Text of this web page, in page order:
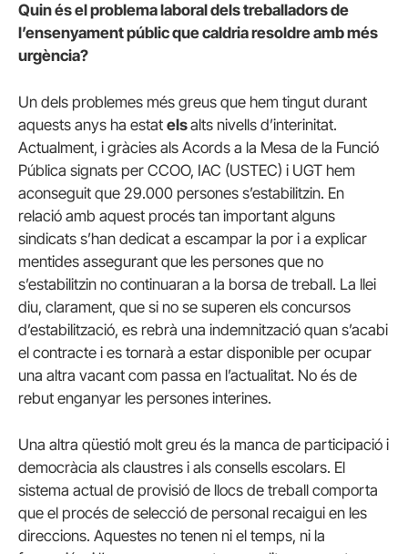
Quin és el problema laboral dels treballadors de
l’ensenyament públic que caldria resoldre amb més
urgència?
Un dels problemes més greus que hem tingut durant
aquests anys ha estat elsalts nivells d’interinitat.
Actualment, i gràcies als Acords a la Mesa de la Funció
Pública signats per CCOO, IAC (USTEC) i UGT hem
aconseguit que 29.000 persones s’estabilitzin. En
relació amb aquest procés tan important alguns
sindicats s’han dedicat a escampar la por i a explicar
mentides assegurant que les persones que no
s’estabilitzin no continuaran a la borsa de treball. La llei
diu, clarament, que si no se superen els concursos
d’estabilització, es rebrà una indemnització quan s’acabi
el contracte i es tornarà a estar disponible per ocupar
una altra vacant com passa en l’actualitat. No és de
rebut enganyar les persones interines.
Una altra qüestió molt greu és la manca de participació i
democràcia als claustres i als consells escolars. El
sistema actual de provisió de llocs de treball comporta
que el procés de selecció de personal recaigui en les
direccions. Aquestes no tenen ni el temps, ni la